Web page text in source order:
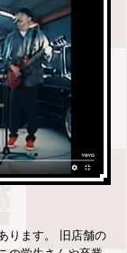
ります。 旧店舗の